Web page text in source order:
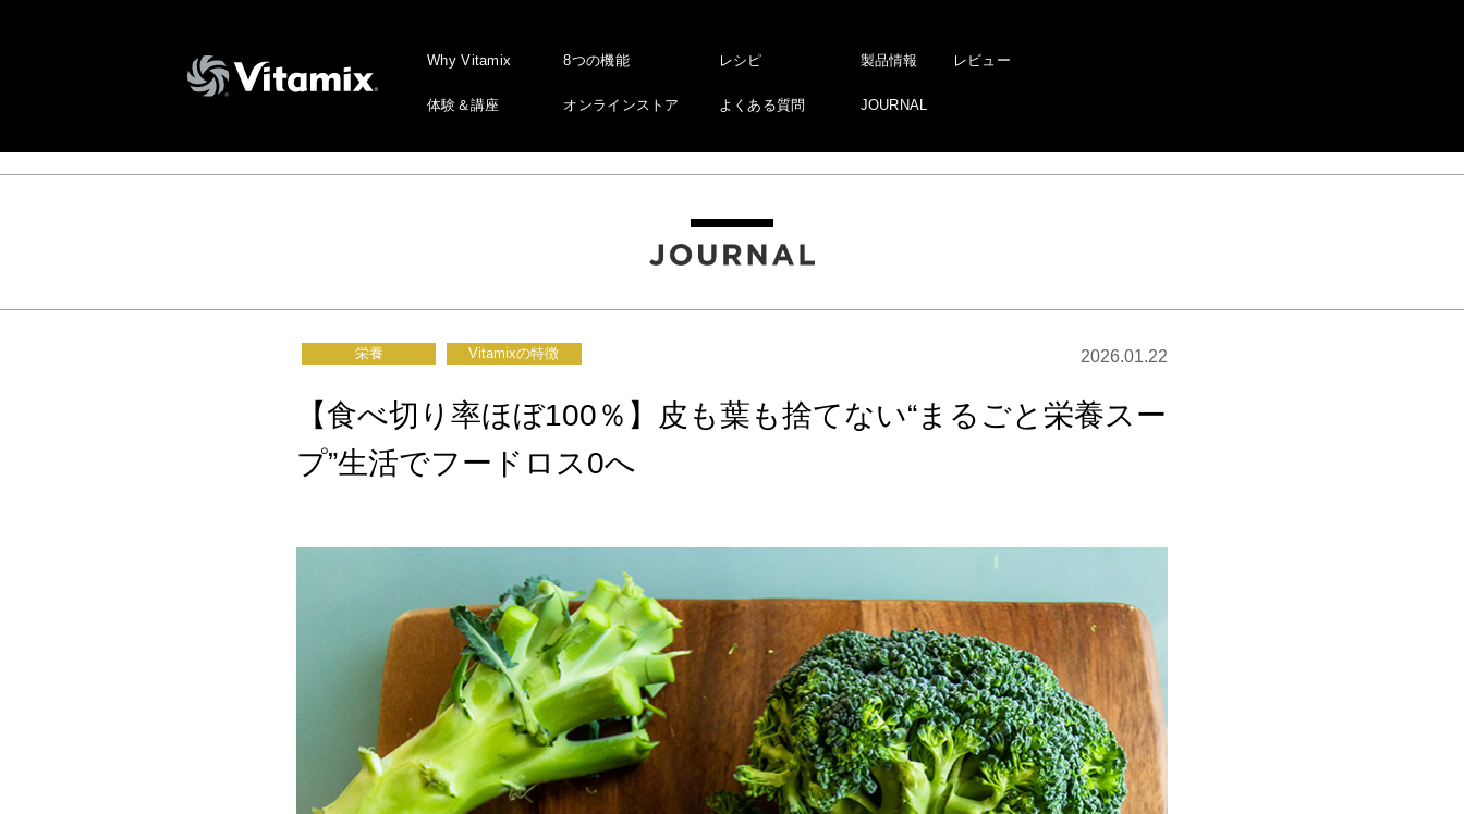
Why Vitamix
体験＆講座
8つの機能
オンラインストア
レシピ
よくある質問
製品情報
JOURNAL
レビュー
栄養 Vitamixの特徴 2026.01.22
【食べ切り率ほぼ100％】皮も葉も捨てない“まるごと栄養スー
プ”生活でフードロス0へ